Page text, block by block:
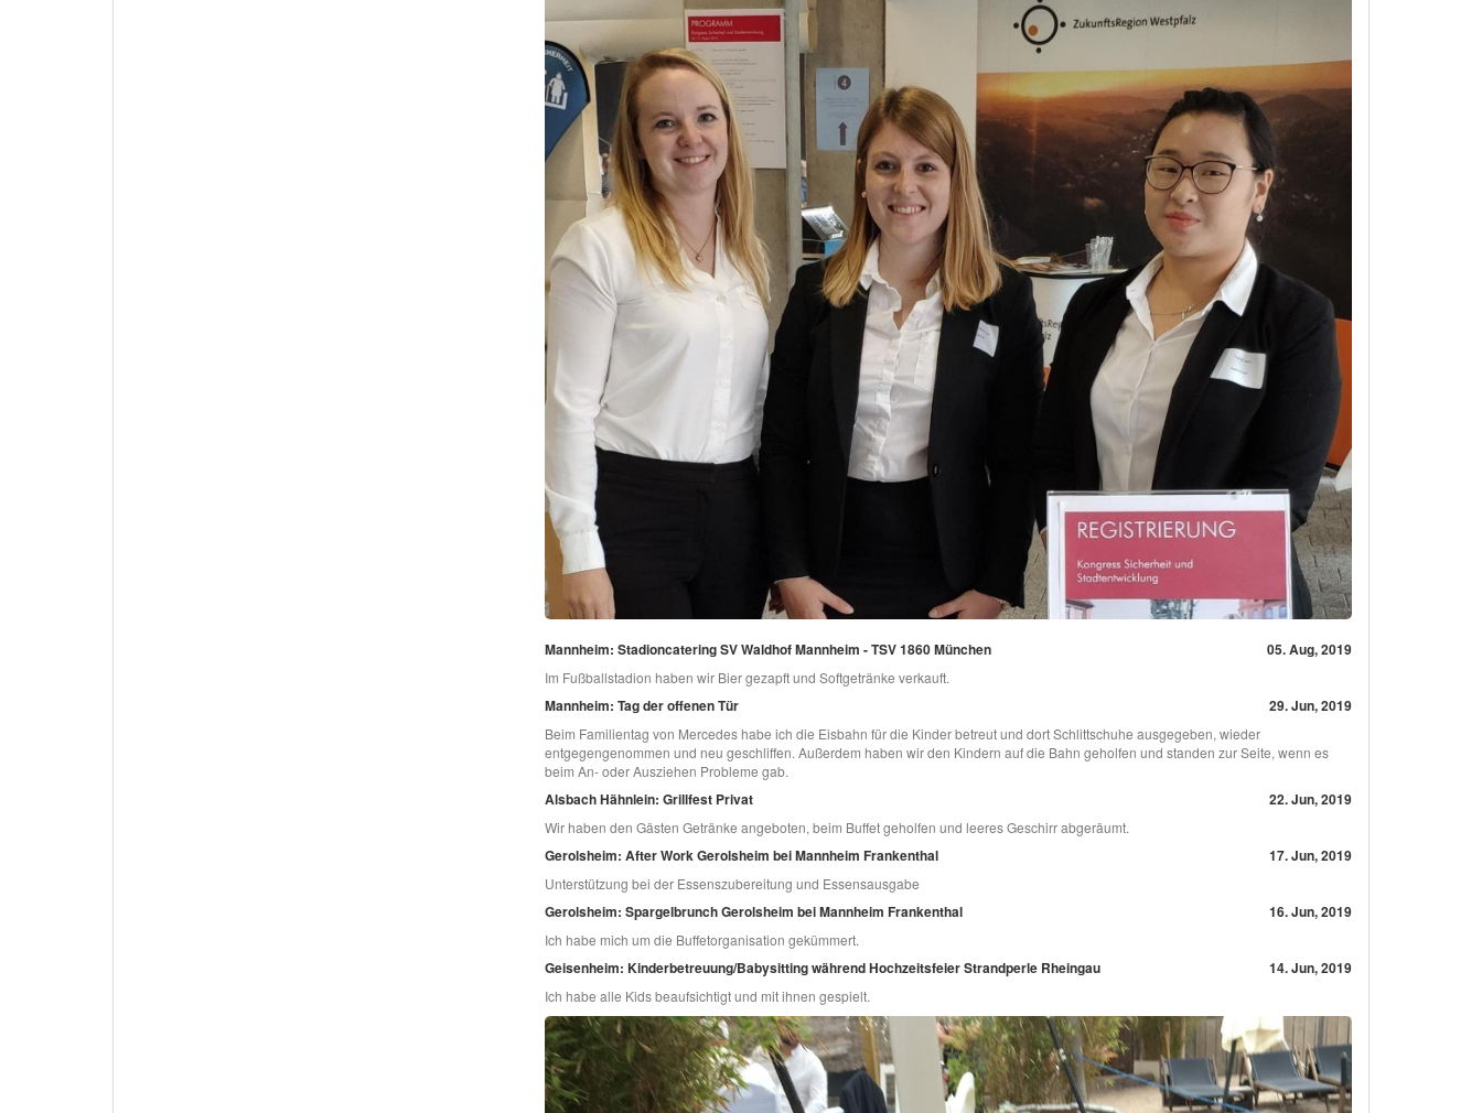
Mannheim: Stadioncatering SV Waldhof Mannheim - TSV 1860 München 05. Aug, 2019
Im Fußballstadion haben wir Bier gezapft und Softgetränke verkauft.
Mannheim: Tag der offenen Tür 29. Jun, 2019
Beim Familientag von Mercedes habe ich die Eisbahn für die Kinder betreut und dort Schlittschuhe ausgegeben, wieder
entgegengenommen und neu geschliffen. Außerdem haben wir den Kindern auf die Bahn geholfen und standen zur Seite, wenn es
beim An- oder Ausziehen Probleme gab.
Alsbach Hähnlein: Grillfest Privat 22. Jun, 2019
Wir haben den Gästen Getränke angeboten, beim Buffet geholfen und leeres Geschirr abgeräumt.
Gerolsheim: After Work Gerolsheim bei Mannheim Frankenthal 17. Jun, 2019
Unterstützung bei der Essenszubereitung und Essensausgabe
Gerolsheim: Spargelbrunch Gerolsheim bei Mannheim Frankenthal 16. Jun, 2019
Ich habe mich um die Buffetorganisation gekümmert.
Geisenheim: Kinderbetreuung/Babysitting während Hochzeitsfeier Strandperle Rheingau 14. Jun, 2019
Ich habe alle Kids beaufsichtigt und mit ihnen gespielt.